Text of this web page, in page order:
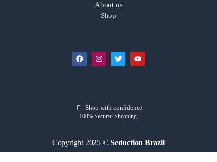
About us
Shop
Shop with confidence
100% Secured Shopping
Copyright 2025 © Seduction Brazil